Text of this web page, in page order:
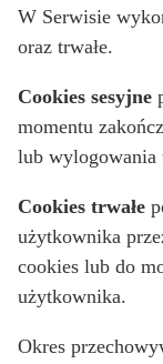
W Serwisie
oraz trwałe.
Cookies sesyjne
momentu
lub wylogowania
Cookies trwałe
użytkownika
cookies lub do
użytkownika.
Okres